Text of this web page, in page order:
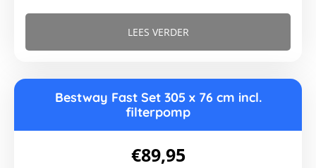
LEES VERDER
Bestway Fast Set 305 x 76 cm incl.
filterpomp
€89,95